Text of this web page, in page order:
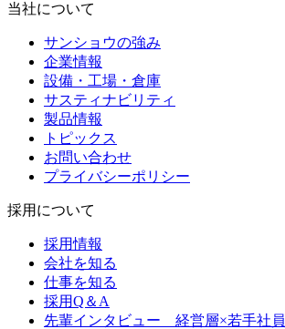
当社について
サンショウの強み
企業情報
設備・工場・倉庫
サスティナビリティ
製品情報
トピックス
お問い合わせ
プライバシーポリシー
採用について
採用情報
会社を知る
仕事を知る
採用Q＆A
先輩インタビュー 経営層×若手社員